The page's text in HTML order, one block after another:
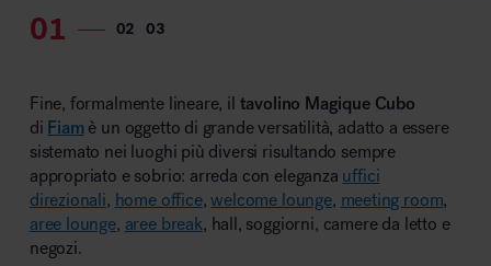
Fine, formalmente lineare, il tavolino Magique Cubo
di Fiamè un oggetto di grande versatilità, adatto a essere
sistemato nei luoghi più diversi risultando sempre
appropriato e sobrio: arreda con eleganza uffici
direzionali, home office,welcome lounge, meeting room,
aree lounge, aree break, hall, soggiorni, camere da letto e
negozi.